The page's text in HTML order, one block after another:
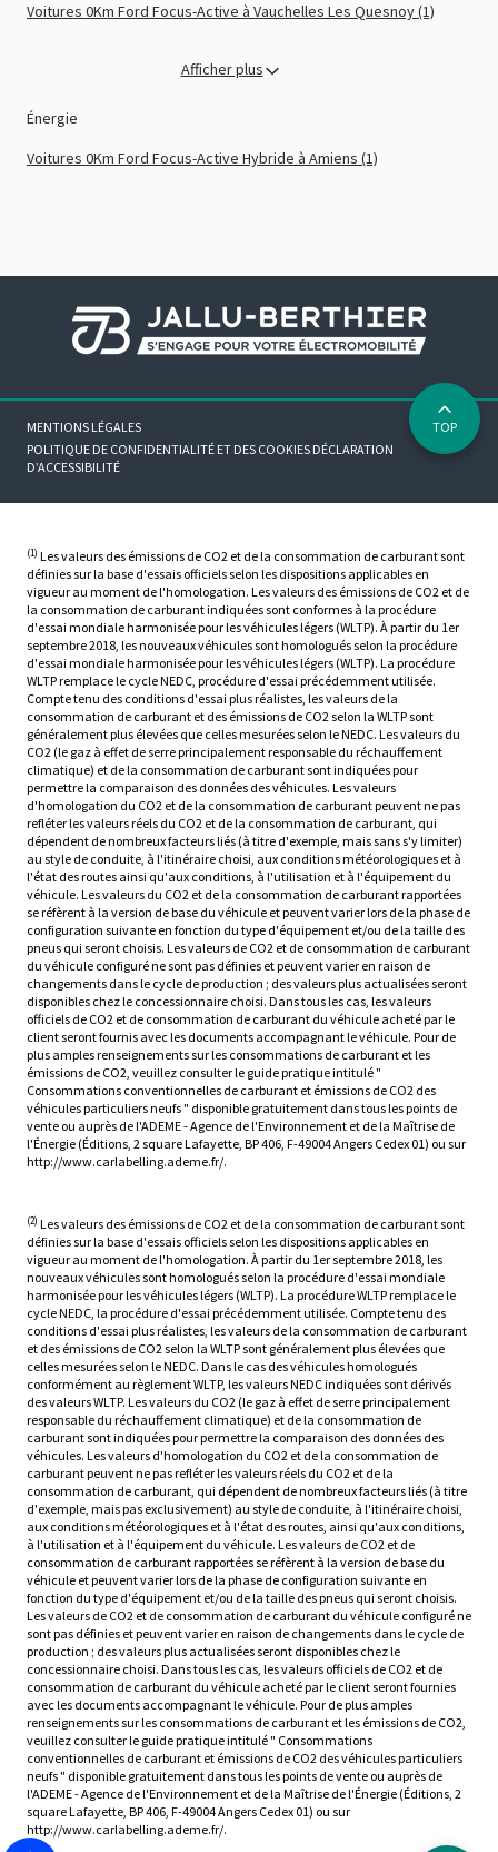
Voitures 0Km Ford Focus-Active à Vauchelles Les Quesnoy (1)
Afficher plus
Énergie
Voitures 0Km Ford Focus-Active Hybride à Amiens (1)
MENTIONS LÉGALES
POLITIQUE DE CONFIDENTIALITÉ ET DES COOKIES DÉCLARATION
D’ACCESSIBILITÉ
TOP
(1) Les valeurs des émissions de CO2 et de la consommation de carburant sont
définies sur la base d'essais officiels selon les dispositions applicables en
vigueur au moment de l'homologation. Les valeurs des émissions de CO2 et de
la consommation de carburant indiquées sont conformes à la procédure
d'essai mondiale harmonisée pour les véhicules légers (WLTP). À partir du 1er
septembre 2018, les nouveaux véhicules sont homologués selon la procédure
d'essai mondiale harmonisée pour les véhicules légers (WLTP). La procédure
WLTP remplace le cycle NEDC, procédure d'essai précédemment utilisée.
Compte tenu des conditions d'essai plus réalistes, les valeurs de la
consommation de carburant et des émissions de CO2 selon la WLTP sont
généralement plus élevées que celles mesurées selon le NEDC. Les valeurs du
CO2 (le gaz à effet de serre principalement responsable du réchauffement
climatique) et de la consommation de carburant sont indiquées pour
permettre la comparaison des données des véhicules. Les valeurs
d'homologation du CO2 et de la consommation de carburant peuvent ne pas
refléter les valeurs réels du CO2 et de la consommation de carburant, qui
dépendent de nombreux facteurs liés (à titre d'exemple, mais sans s'y limiter)
au style de conduite, à l'itinéraire choisi, aux conditions météorologiques et à
l'état des routes ainsi qu'aux conditions, à l'utilisation et à l'équipement du
véhicule. Les valeurs du CO2 et de la consommation de carburant rapportées
se réfèrent à la version de base du véhicule et peuvent varier lors de la phase de
configuration suivante en fonction du type d'équipement et/ou de la taille des
pneus qui seront choisis. Les valeurs de CO2 et de consommation de carburant
du véhicule configuré ne sont pas définies et peuvent varier en raison de
changements dans le cycle de production ; des valeurs plus actualisées seront
disponibles chez le concessionnaire choisi. Dans tous les cas, les valeurs
officiels de CO2 et de consommation de carburant du véhicule acheté par le
client seront fournis avec les documents accompagnant le véhicule. Pour de
plus amples renseignements sur les consommations de carburant et les
émissions de CO2, veuillez consulter le guide pratique intitulé "
Consommations conventionnelles de carburant et émissions de CO2 des
véhicules particuliers neufs " disponible gratuitement dans tous les points de
vente ou auprès de l'ADEME - Agence de l'Environnement et de la Maîtrise de
l'Énergie (Éditions, 2 square Lafayette, BP 406, F-49004 Angers Cedex 01) ou sur
http://www.carlabelling.ademe.fr/.
(2) Les valeurs des émissions de CO2 et de la consommation de carburant sont
définies sur la base d'essais officiels selon les dispositions applicables en
vigueur au moment de l'homologation. À partir du 1er septembre 2018, les
nouveaux véhicules sont homologués selon la procédure d'essai mondiale
harmonisée pour les véhicules légers (WLTP). La procédure WLTP remplace le
cycle NEDC, la procédure d'essai précédemment utilisée. Compte tenu des
conditions d'essai plus réalistes, les valeurs de la consommation de carburant
et des émissions de CO2 selon la WLTP sont généralement plus élevées que
celles mesurées selon le NEDC. Dans le cas des véhicules homologués
conformément au règlement WLTP, les valeurs NEDC indiquées sont dérivés
des valeurs WLTP. Les valeurs du CO2 (le gaz à effet de serre principalement
responsable du réchauffement climatique) et de la consommation de
carburant sont indiquées pour permettre la comparaison des données des
véhicules. Les valeurs d'homologation du CO2 et de la consommation de
carburant peuvent ne pas refléter les valeurs réels du CO2 et de la
consommation de carburant, qui dépendent de nombreux facteurs liés (à titre
d'exemple, mais pas exclusivement) au style de conduite, à l'itinéraire choisi,
aux conditions météorologiques et à l'état des routes, ainsi qu'aux conditions,
à l'utilisation et à l'équipement du véhicule. Les valeurs de CO2 et de
consommation de carburant rapportées se réfèrent à la version de base du
véhicule et peuvent varier lors de la phase de configuration suivante en
fonction du type d'équipement et/ou de la taille des pneus qui seront choisis.
Les valeurs de CO2 et de consommation de carburant du véhicule configuré ne
sont pas définies et peuvent varier en raison de changements dans le cycle de
production ; des valeurs plus actualisées seront disponibles chez le
concessionnaire choisi. Dans tous les cas, les valeurs officiels de CO2 et de
consommation de carburant du véhicule acheté par le client seront fournies
avec les documents accompagnant le véhicule. Pour de plus amples
renseignements sur les consommations de carburant et les émissions de CO2,
veuillez consulter le guide pratique intitulé " Consommations
conventionnelles de carburant et émissions de CO2 des véhicules particuliers
neufs " disponible gratuitement dans tous les points de vente ou auprès de
l'ADEME - Agence de l'Environnement et de la Maîtrise de l'Énergie (Éditions, 2
square Lafayette, BP 406, F-49004 Angers Cedex 01) ou sur
http://www.carlabelling.ademe.fr/.